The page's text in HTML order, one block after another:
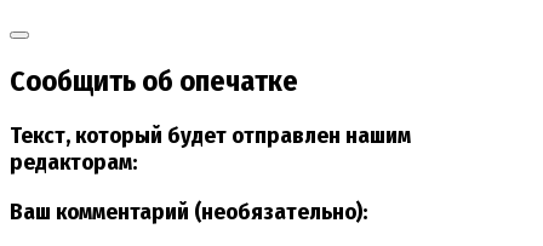
Сообщить об опечатке
Текст, который будет отправлен нашим
редакторам:
Ваш комментарий (необязательно):